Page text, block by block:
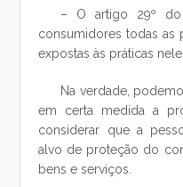
– O artigo 29º do
consumidores todas as
expostas às práticas
Na verdade,
em certa medida a
considerar que a
alvo de proteção do
bens e serviços.